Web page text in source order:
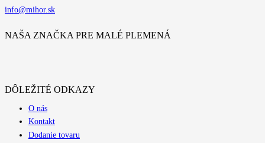
info@mihor.sk
NAŠA ZNAČKA PRE MALÉ PLEMENÁ
DÔLEŽITÉ ODKAZY
O nás
Kontakt
Dodanie tovaru